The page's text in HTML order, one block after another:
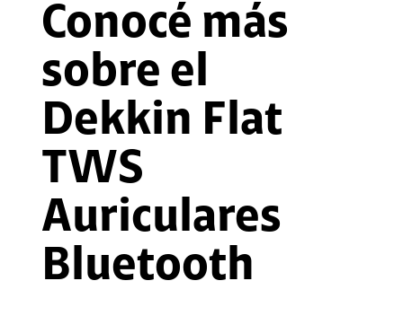
Conocé más
sobre el
Dekkin Flat
TWS
Auriculares
Bluetooth